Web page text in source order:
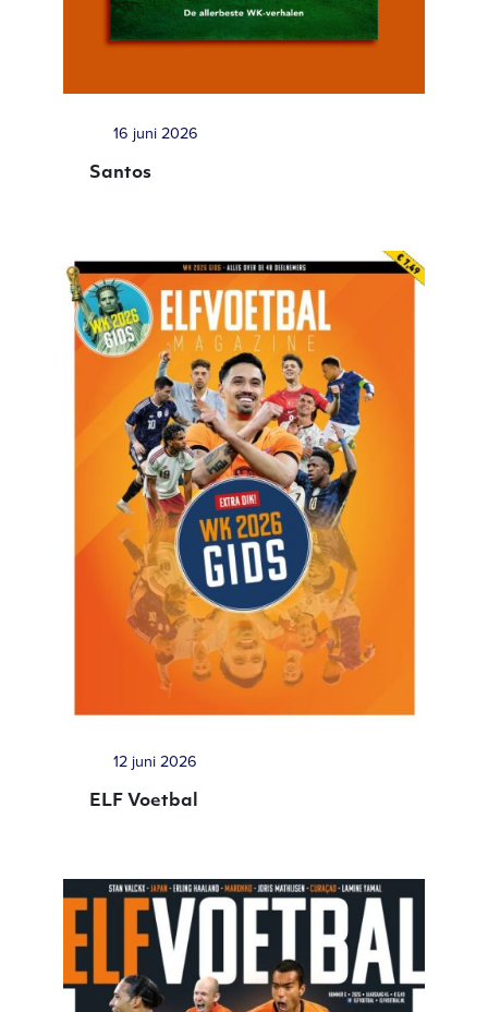
16 juni 2026
Santos
12 juni 2026
ELF Voetbal